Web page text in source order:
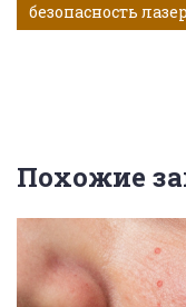
безопасность
Похожие